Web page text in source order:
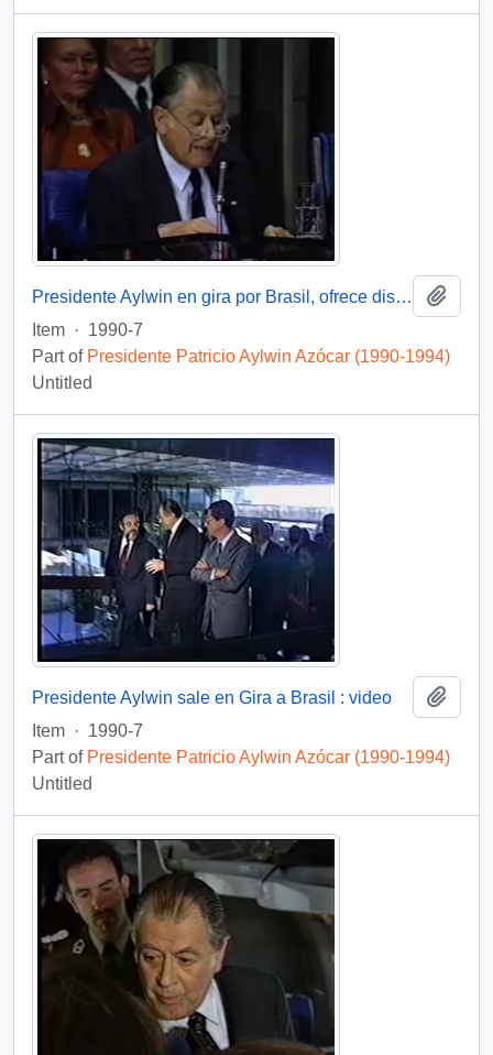
Presidente Aylwin en gira por Brasil, ofrece discurso : video
Item · 1990-7
Part of Presidente Patricio Aylwin Azócar (1990-1994)
Untitled
Presidente Aylwin sale en Gira a Brasil : video
Item · 1990-7
Part of Presidente Patricio Aylwin Azócar (1990-1994)
Untitled